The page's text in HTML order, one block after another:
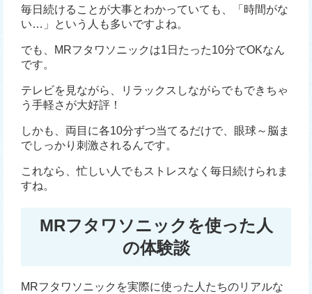
毎日続けることが大事とわかっていても、「時間がな
い…」という人も多いですよね。
でも、MRフタワソニックは1日たった10分でOKなん
です。
テレビを見ながら、リラックスしながらでもできちゃ
う手軽さが大好評！
しかも、両目に各10分ずつ当てるだけで、眼球～脳ま
でしっかり刺激されるんです。
これなら、忙しい人でもストレスなく毎日続けられま
すね。
MRフタワソニックを使った人
の体験談
MRフタワソニックを実際に使った人たちのリアルな